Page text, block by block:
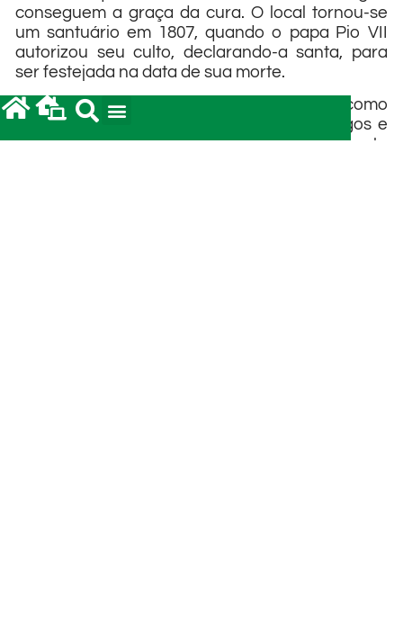
conseguem a graça da cura. O local tornou-se
um santuário em 1807, quando o papa Pio VII
autorizou seu culto, declarando-a santa, para
ser festejada na data de sua morte.
Santa Otília é intensamente venerada como
protetora dos problemas da visão, dos cegos e
dos médicos oftalmologistas, principalmente